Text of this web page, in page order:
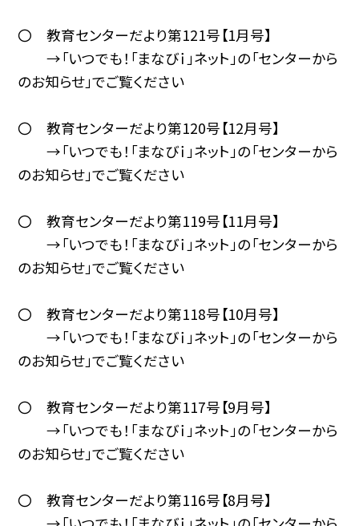
〇 教育センターだより第121号【1月号】
→「いつでも！「まなびｉ」ネット」の「センターから
のお知らせ」でご覧ください
〇 教育センターだより第120号【12月号】
→「いつでも！「まなびｉ」ネット」の「センターから
のお知らせ」でご覧ください
〇 教育センターだより第119号【11月号】
→「いつでも！「まなびｉ」ネット」の「センターから
のお知らせ」でご覧ください
〇 教育センターだより第118号【10月号】
→「いつでも！「まなびｉ」ネット」の「センターから
のお知らせ」でご覧ください
〇 教育センターだより第117号【9月号】
→「いつでも！「まなびｉ」ネット」の「センターから
のお知らせ」でご覧ください
〇 教育センターだより第116号【8月号】